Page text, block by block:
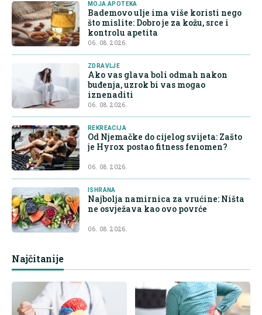
MOJA APOTEKA
Bademovo ulje ima više koristi nego
što mislite: Dobro je za kožu, srce i
kontrolu apetita
06. 08. 2026.
ZDRAVLJE
Ako vas glava boli odmah nakon
buđenja, uzrok bi vas mogao
iznenaditi
06. 08. 2026.
REKREACIJA
Od Njemačke do cijelog svijeta: Zašto
je Hyrox postao fitness fenomen?
06. 08. 2026.
ISHRANA
Najbolja namirnica za vrućine: Ništa
ne osvježava kao ovo povrće
06. 08. 2026.
Najčitanije